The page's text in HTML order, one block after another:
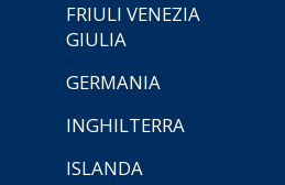
FRIULI VENEZIA
GIULIA
GERMANIA
INGHILTERRA
ISLANDA